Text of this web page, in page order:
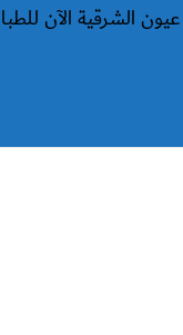
الشرقية الآن